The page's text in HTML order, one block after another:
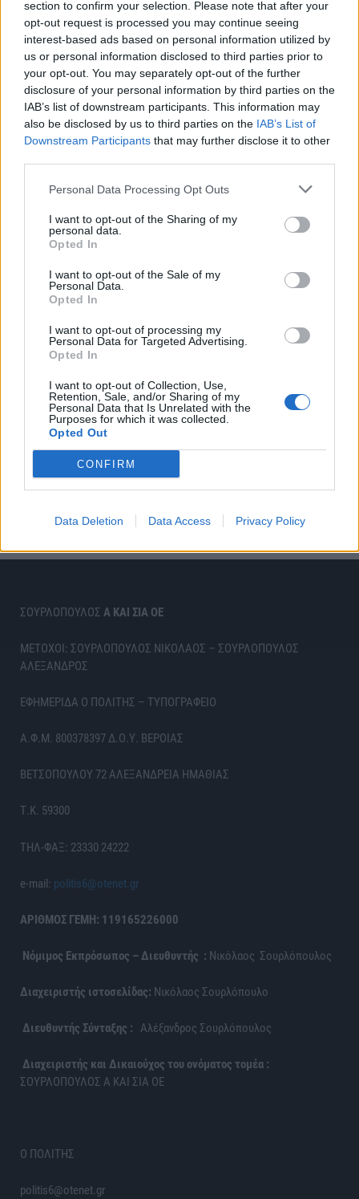
section to confirm your selection. Please note that after your
opt-out request is processed you may continue seeing
interest-based ads based on personal information utilized by
us or personal information disclosed to third parties prior to
your opt-out. You may separately opt-out of the further
disclosure of your personal information by third parties on the
IAB’s list of downstream participants. This information may
also be disclosed by us to third parties on the IAB’s List of
Downstream Participants that may further disclose it to other
Personal Data Processing Opt Outs
I want to opt-out of the Sharing of my
personal data.
Opted In
I want to opt-out of the Sale of my
Personal Data.
Opted In
I want to opt-out of processing my
Personal Data for Targeted Advertising.
Opted In
I want to opt-out of Collection, Use,
Retention, Sale, and/or Sharing of my
Personal Data that Is Unrelated with the
Purposes for which it was collected.
Opted Out
CONFIRM
Data Deletion Data Access Privacy Policy
ΣΟΥΡΛΟΠΟΥΛΟΣ Α ΚΑΙ ΣΙΑ ΟΕ
ΜΕΤΟΧΟΙ: ΣΟΥΡΛΟΠΟΥΛΟΣ ΝΙΚΟΛΑΟΣ – ΣΟΥΡΛΟΠΟΥΛΟΣ
ΑΛΕΞΑΝΔΡΟΣ
ΕΦΗΜΕΡΙΔΑ Ο ΠΟΛΙΤΗΣ – ΤΥΠΟΓΡΑΦΕΙΟ
Α.Φ.Μ. 800378397 Δ.Ο.Υ. ΒΕΡΟΙΑΣ
ΒΕΤΣΟΠΟΥΛΟΥ 72 ΑΛΕΞΑΝΔΡΕΙΑ ΗΜΑΘΙΑΣ
Τ.Κ. 59300
ΤΗΛ-ΦΑΞ: 23330 24222
e-mail: politis6@otenet.gr
ΑΡΙΘΜΟΣ ΓΕΜΗ: 119165226000
Νόμιμος Εκπρόσωπος – Διευθυντής : Νικόλαος Σουρλόπουλος
Διαχειριστής ιστοσελίδας: Νικόλαος Σουρλόπουλο
Διευθυντής Σύνταξης : Αλέξανδρος Σουρλόπουλος
Διαχειριστής και Δικαιούχος του ονόματος τομέα :
ΣΟΥΡΛΟΠΟΥΛΟΣ Α ΚΑΙ ΣΙΑ ΟΕ
Ο ΠΟΛΙΤΗΣ
politis6@otenet.gr